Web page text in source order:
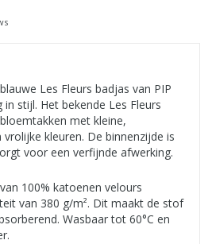
Les Fleurs badjas van PIP
stijl. Het bekende Les Fleurs
met kleine,
kleuren. De binnenzijde is
voor een verfijnde afwerking.
100% katoenen velours
van 380 g/m². Dit maakt de stof
Wasbaar tot 60°C en